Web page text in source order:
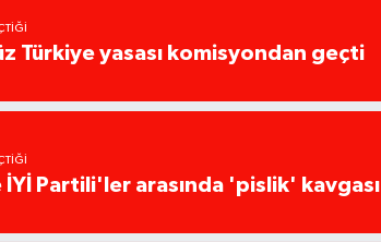
Türkiye yasası komisyondan geçti
İYİ Partili'ler arasında 'pislik' kavgası